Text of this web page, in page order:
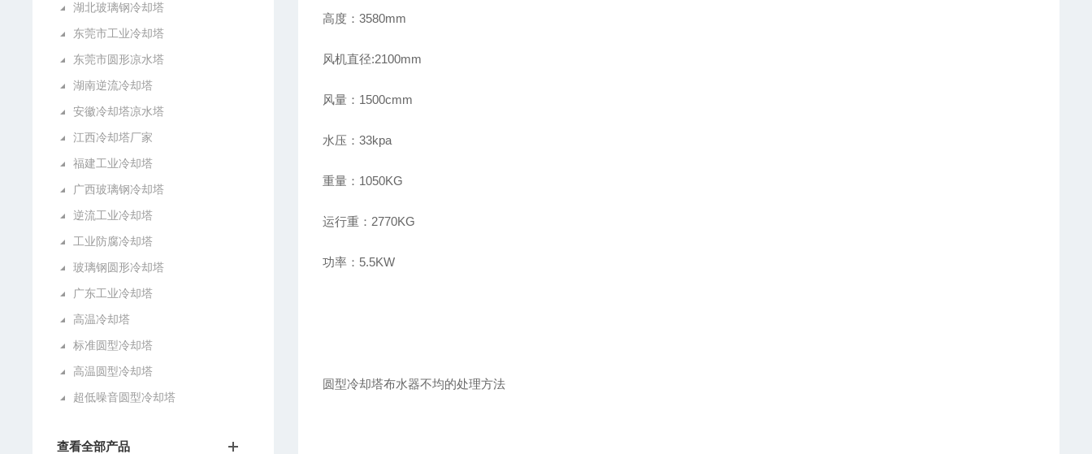
湖北玻璃钢冷却塔
东莞市工业冷却塔
东莞市圆形凉水塔
湖南逆流冷却塔
安徽冷却塔凉水塔
江西冷却塔厂家
福建工业冷却塔
广西玻璃钢冷却塔
逆流工业冷却塔
工业防腐冷却塔
玻璃钢圆形冷却塔
广东工业冷却塔
高温冷却塔
标准圆型冷却塔
高温圆型冷却塔
超低噪音圆型冷却塔
查看全部产品
高度：3580mm
风机直径:2100mm
风量：1500cmm
水压：33kpa
重量：1050KG
运行重：2770KG
功率：5.5KW
圆型冷却塔布水器不均的处理方法